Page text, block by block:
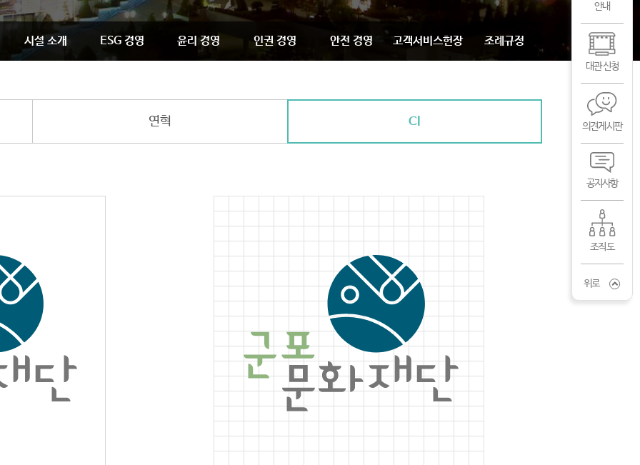
시설 소개 ESG 경영 윤리 경영 인권 경영 안전 경영 고객서비스헌장 조례규정
연혁 CI
안내
대관 신청
의견게시판
공지사항
조직도
위로